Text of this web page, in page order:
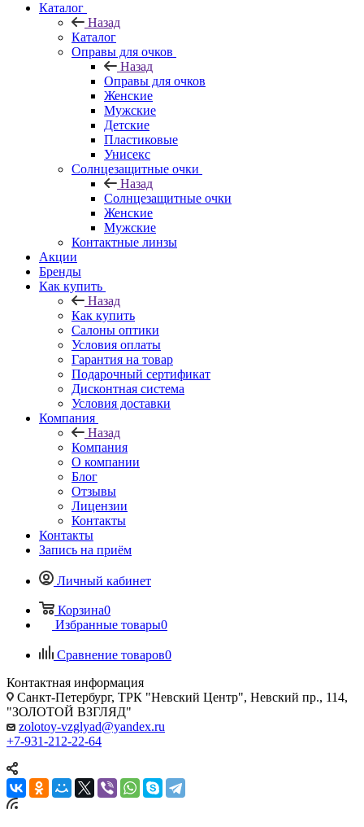
Каталог
Назад
Каталог
Оправы для очков
Назад
Оправы для очков
Женские
Мужские
Детские
Пластиковые
Унисекс
Солнцезащитные очки
Назад
Солнцезащитные очки
Женские
Мужские
Контактные линзы
Акции
Бренды
Как купить
Назад
Как купить
Салоны оптики
Условия оплаты
Гарантия на товар
Подарочный сертификат
Дисконтная система
Условия доставки
Компания
Назад
Компания
О компании
Блог
Отзывы
Лицензии
Контакты
Контакты
Запись на приём
Личный кабинет
Корзина0
Избранные товары0
Сравнение товаров0
Контактная информация
Санкт-Петербург, ТРК "Невский Центр", Невский пр., 114,
"ЗОЛОТОЙ ВЗГЛЯД"
zolotoy-vzglyad@yandex.ru
+7-931-212-22-64